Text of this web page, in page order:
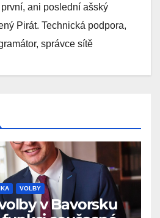
ani poslední ašský
Pirát. Technická podpora,
správce sítě
VOLBY
v Bavorsku